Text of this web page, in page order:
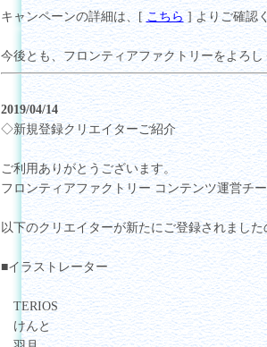
キャンペーンの詳細は、[ こちら] よりご確認
今後とも、フロンティアファクトリーをよろ
2019/04/14
◇新規登録クリエイターご紹介
ご利用ありがとうございます。
フロンティアファクトリー コンテンツ運営チ
以下のクリエイターが新たにご登録されまし
■イラストレーター
TERIOS
けんと